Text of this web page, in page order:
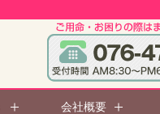
会社概要